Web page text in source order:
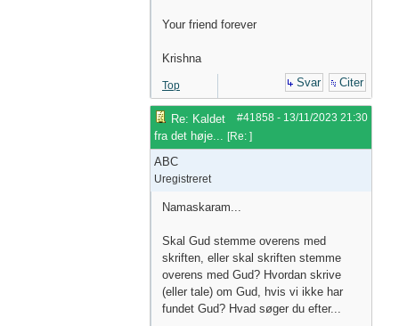
Your friend forever
Krishna
Top Svar Citer
#41858 - 13/11/2023 21:30
Re: Kaldet
fra det høje... [Re: ]
ABC
Uregistreret
Namaskaram...
Skal Gud stemme overens med
skriften, eller skal skriften stemme
overens med Gud? Hvordan skrive
(eller tale) om Gud, hvis vi ikke har
fundet Gud? Hvad søger du efter...